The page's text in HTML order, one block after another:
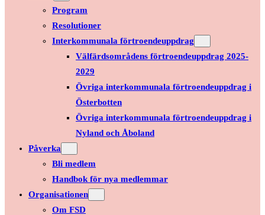
Program
Resolutioner
Interkommunala förtroendeuppdrag
Välfärdsområdens förtroendeuppdrag 2025-
2029
Övriga interkommunala förtroendeuppdrag i
Österbotten
Övriga interkommunala förtroendeuppdrag i
Nyland och Åboland
Påverka
Bli medlem
Handbok för nya medlemmar
Organisationen
Om FSD